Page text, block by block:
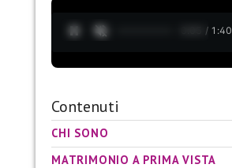
0:06 / 1:40
Contenuti
CHI SONO
MATRIMONIO A PRIMA VISTA